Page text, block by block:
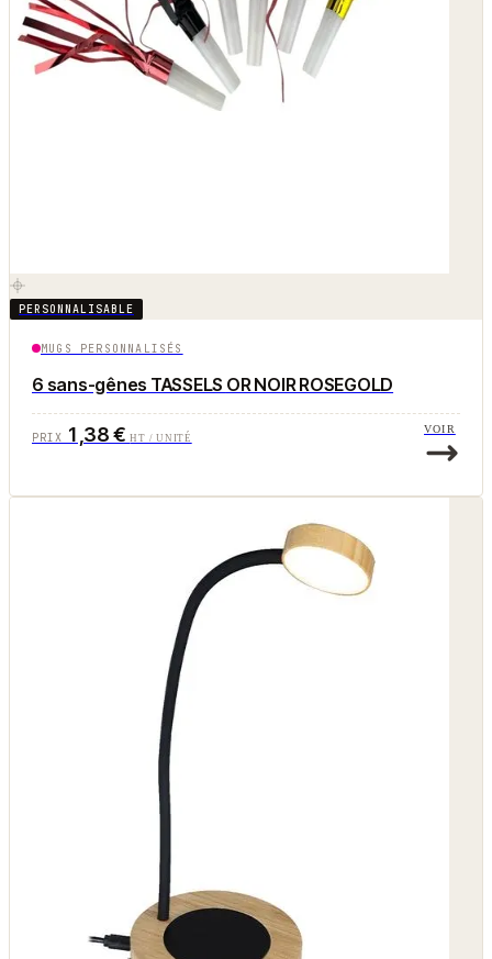
PERSONNALISABLE
MUGS PERSONNALISÉS
6 sans-gênes TASSELS OR NOIR ROSEGOLD
PRIX 1,38 €HT / UNITÉ
VOIR